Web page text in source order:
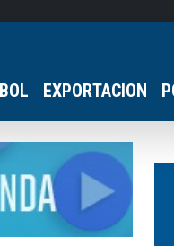
EXPORTACION